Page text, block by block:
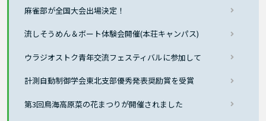
麻雀部が全国大会出場決定！
流しそうめん＆ボート体験会開催(本荘キャンパス)
ウラジオストク青年交流フェスティバルに参加して
計測自動制御学会東北支部優秀発表奨励賞を受賞
第3回鳥海高原菜の花まつりが開催されました